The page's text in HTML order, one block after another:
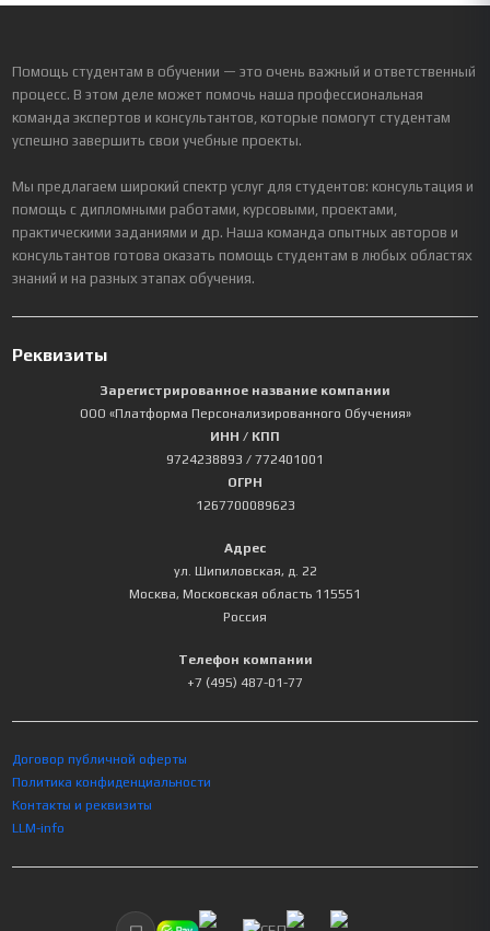
Помощь студентам в обучении — это очень важный и ответственный
процесс. В этом деле может помочь наша профессиональная
команда экспертов и консультантов, которые помогут студентам
успешно завершить свои учебные проекты.
Мы предлагаем широкий спектр услуг для студентов: консультация и
помощь с дипломными работами, курсовыми, проектами,
практическими заданиями и др. Наша команда опытных авторов и
консультантов готова оказать помощь студентам в любых областях
знаний и на разных этапах обучения.
Реквизиты
Зарегистрированное название компании
ООО «Платформа Персонализированного Обучения»
ИНН / КПП
9724238893 / 772401001
ОГРН
1267700089623
Адрес
ул. Шипиловская, д. 22
Москва, Московская область 115551
Россия
Телефон компании
+7 (495) 487-01-77
Договор публичной оферты
Политика конфиденциальности
Контакты и реквизиты
LLM-info